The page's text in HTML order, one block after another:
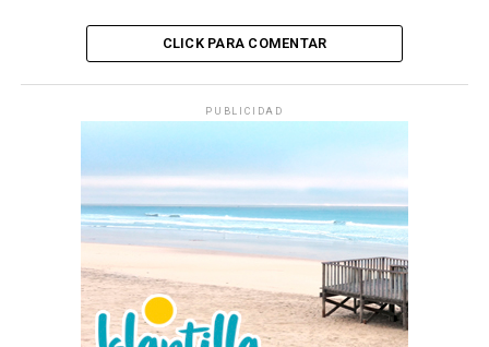
CLICK PARA COMENTAR
PUBLICIDAD